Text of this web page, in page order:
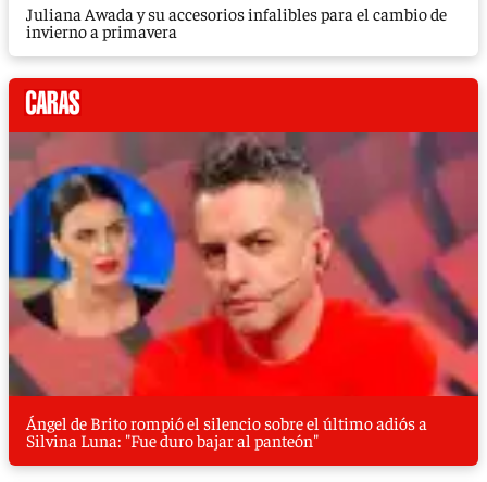
Juliana Awada y su accesorios infalibles para el cambio de
invierno a primavera
Ángel de Brito rompió el silencio sobre el último adiós a
Silvina Luna: "Fue duro bajar al panteón"